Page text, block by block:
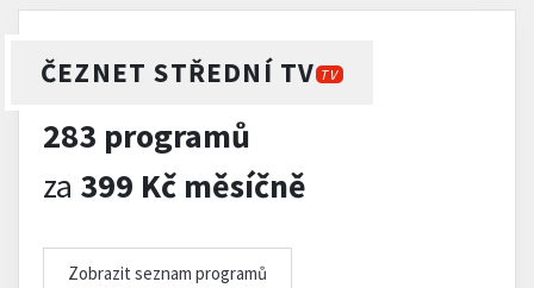
ČEZNET STŘEDNÍ TV TV
283 programů
za 399 Kč měsíčně
Zobrazit seznam programů